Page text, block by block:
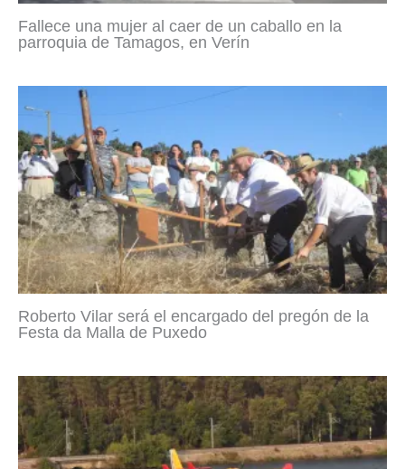
Fallece una mujer al caer de un caballo en la
parroquia de Tamagos, en Verín
Roberto Vilar será el encargado del pregón de la
Festa da Malla de Puxedo